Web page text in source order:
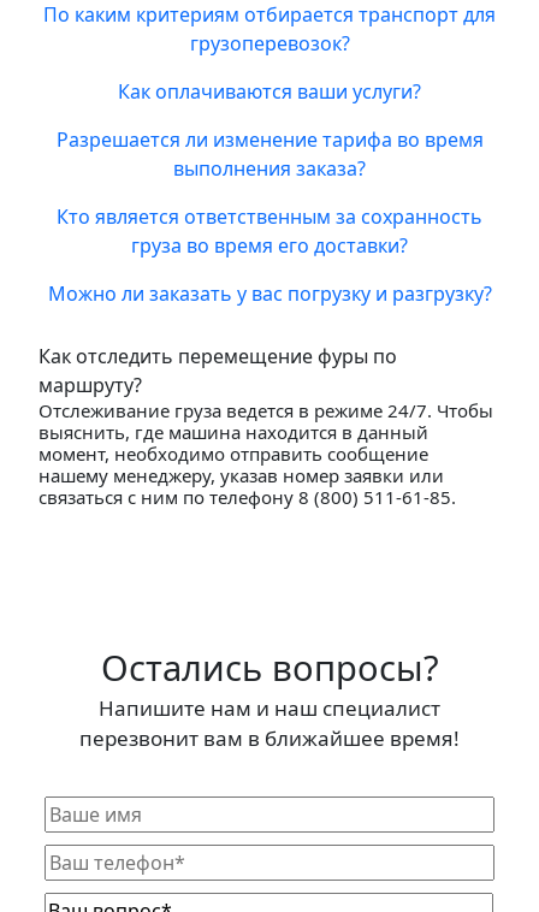
По каким критериям отбирается транспорт для
грузоперевозок?
Как оплачиваются ваши услуги?
Разрешается ли изменение тарифа во время
выполнения заказа?
Кто является ответственным за сохранность
груза во время его доставки?
Можно ли заказать у вас погрузку и разгрузку?
Как отследить перемещение фуры по
маршруту?
Отслеживание груза ведется в режиме 24/7. Чтобы
выяснить, где машина находится в данный
момент, необходимо отправить сообщение
нашему менеджеру, указав номер заявки или
связаться с ним по телефону 8 (800) 511-61-85.
Остались вопросы?
Напишите нам и наш специалист
перезвонит вам в ближайшее время!